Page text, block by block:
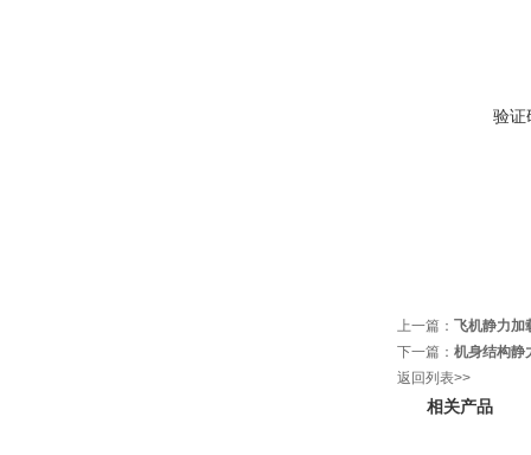
验证
上一篇： 飞机静力加
下一篇： 机身结构静
返回列表>>
相关产品